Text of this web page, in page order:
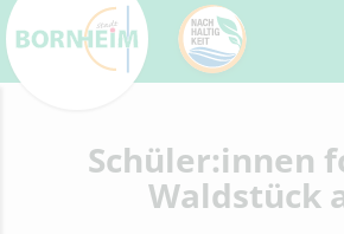
Zurück
Type 2 or
Schüler:innen
Waldstück